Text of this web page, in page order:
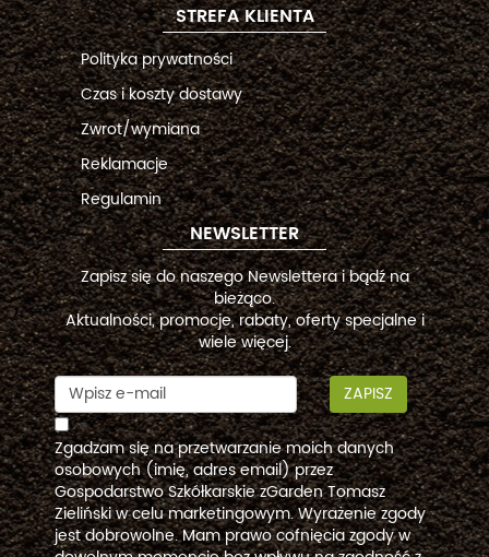
STREFA KLIENTA
Polityka prywatności
Czas i koszty dostawy
Zwrot/wymiana
Reklamacje
Regulamin
NEWSLETTER
Zapisz się do naszego Newslettera i bądź na
bieżąco.
Aktualności, promocje, rabaty, oferty specjalne i
wiele więcej.
ZAPISZ
Zgadzam się na przetwarzanie moich danych
osobowych (imię, adres email) przez
Gospodarstwo Szkółkarskie zGarden Tomasz
Zieliński w celu marketingowym. Wyrażenie zgody
jest dobrowolne. Mam prawo cofnięcia zgody w